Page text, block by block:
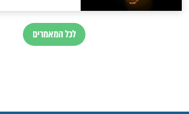
חדשות יהדות